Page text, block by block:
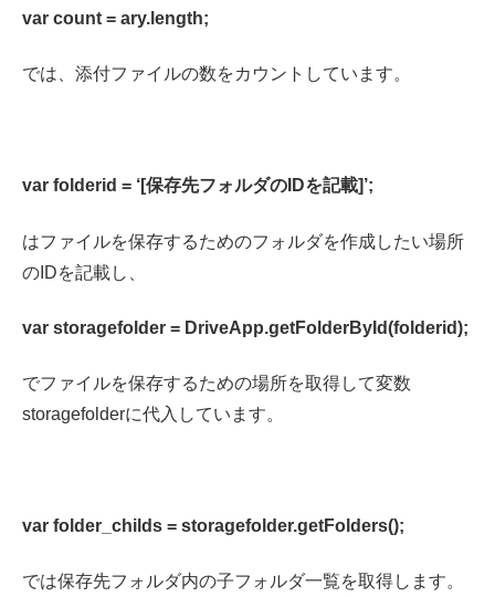
var count = ary.length;
では、添付ファイルの数をカウントしています。
var folderid = ‘[保存先フォルダのIDを記載]’;
はファイルを保存するためのフォルダを作成したい場所
のIDを記載し、
var storagefolder = DriveApp.getFolderById(folderid);
でファイルを保存するための場所を取得して変数
storagefolderに代入しています。
var folder_childs = storagefolder.getFolders();
では保存先フォルダ内の子フォルダ一覧を取得します。